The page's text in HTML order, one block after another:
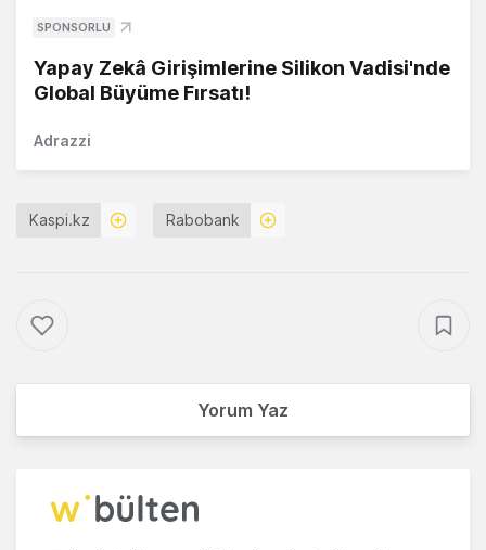
SPONSORLU
Yapay Zekâ Girişimlerine Silikon Vadisi'nde
Global Büyüme Fırsatı!
Adrazzi
Kaspi.kz Rabobank
Yorum Yaz